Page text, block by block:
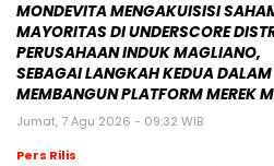
MONDEVITA MENGAKUISISI
MAYORITAS DI UNDERSCORE
PERUSAHAAN INDUK MAGLIANO,
SEBAGAI LANGKAH KEDUA DALAM
MEMBANGUN PLATFORM MEREK
Jumat, 7 Agu 2026 - 09:32 WIB
Pers Rilis